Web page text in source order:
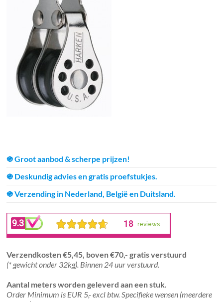
֍ Groot aanbod & scherpe prijzen!
֍ Deskundig advies en gratis proefstukjes.
֍ Verzending in Nederland, België en Duitsland.
Verzendkosten €5,45, boven €70,- gratis verstuurd
(* gewicht onder 32kg). Binnen 24 uur verstuurd.
Aantal meters worden geleverd aan een stuk.
Order Minimum is EUR 5,- excl btw. Specifieke wensen (meerdere